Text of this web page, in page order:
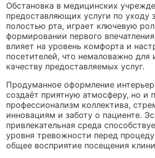
Обстановка в медицинских
предоставляющих услуги по уходу
полостью рта, играет ключевую
формировании первого
влияет на уровень комфорта и
посетителей, что немаловажно для
качеству предоставляемых услуг.
Продуманное оформление
создаёт приятную атмосферу, но и
профессионализм коллектива,
инновациям и заботу о пациенте.
привлекательная среда
уровня тревожности перед
общее восприятие посещения